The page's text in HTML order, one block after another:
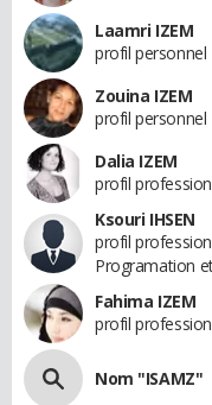
Laamri IZEM
profil personnel
Zouina IZEM
profil
Dalia IZEM
profil
Ksouri IHSEN
profil
Programation
Fahima IZEM
profil
Nom "ISAMZ"